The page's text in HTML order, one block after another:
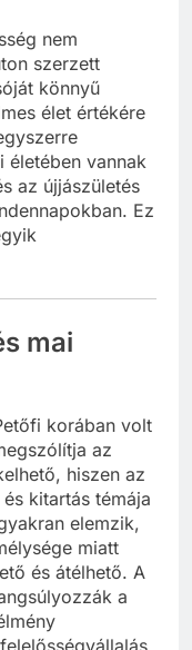
nem
szerzett
könnyű
élet értékére
életében vannak
az újjászületés
Ez
mai
korában volt
az
hiszen az
kitartás témája
elemzik,
miatt
és átélhető. A
a